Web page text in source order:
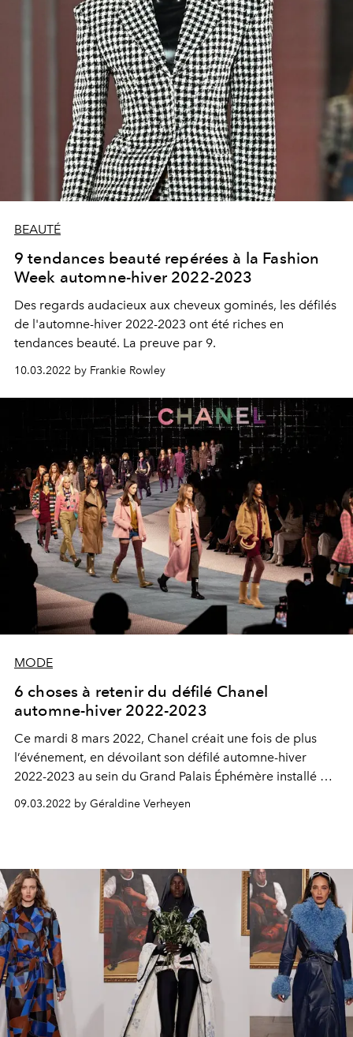
BEAUTÉ
9 tendances beauté repérées à la Fashion
Week automne-hiver 2022-2023
Des regards audacieux aux cheveux gominés, les défilés
de l'automne-hiver 2022-2023 ont été riches en
tendances beauté. La preuve par 9.
10.03.2022 by Frankie Rowley
MODE
6 choses à retenir du défilé Chanel
automne-hiver 2022-2023
Ce mardi 8 mars 2022, Chanel créait une fois de plus
l’événement, en dévoilant son défilé automne-hiver
2022-2023 au sein du Grand Palais Éphémère installé à
deux pas du Champs de Mars à Paris, le temps des
travaux de rénovation de l’original. Un show faisant la
09.03.2022 by Géraldine Verheyen